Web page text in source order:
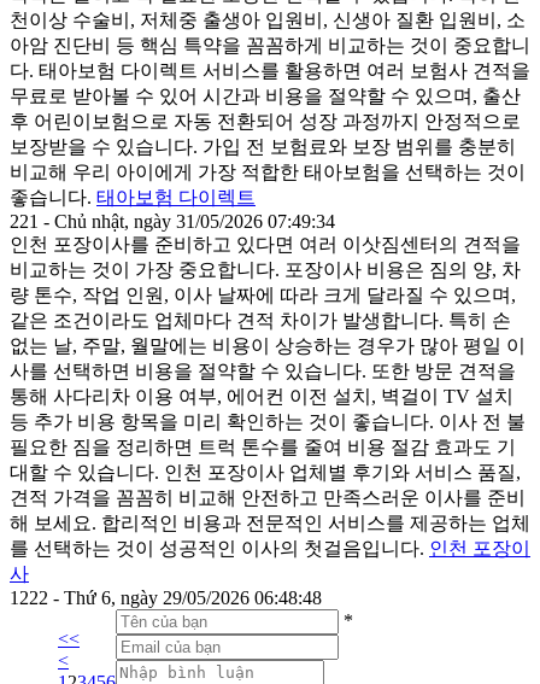
천이상 수술비, 저체중 출생아 입원비, 신생아 질환 입원비, 소
아암 진단비 등 핵심 특약을 꼼꼼하게 비교하는 것이 중요합니
다. 태아보험 다이렉트 서비스를 활용하면 여러 보험사 견적을
무료로 받아볼 수 있어 시간과 비용을 절약할 수 있으며, 출산
후 어린이보험으로 자동 전환되어 성장 과정까지 안정적으로
보장받을 수 있습니다. 가입 전 보험료와 보장 범위를 충분히
비교해 우리 아이에게 가장 적합한 태아보험을 선택하는 것이
좋습니다. 태아보험 다이렉트
221 - Chủ nhật, ngày 31/05/2026 07:49:34
인천 포장이사를 준비하고 있다면 여러 이삿짐센터의 견적을
비교하는 것이 가장 중요합니다. 포장이사 비용은 짐의 양, 차
량 톤수, 작업 인원, 이사 날짜에 따라 크게 달라질 수 있으며,
같은 조건이라도 업체마다 견적 차이가 발생합니다. 특히 손
없는 날, 주말, 월말에는 비용이 상승하는 경우가 많아 평일 이
사를 선택하면 비용을 절약할 수 있습니다. 또한 방문 견적을
통해 사다리차 이용 여부, 에어컨 이전 설치, 벽걸이 TV 설치
등 추가 비용 항목을 미리 확인하는 것이 좋습니다. 이사 전 불
필요한 짐을 정리하면 트럭 톤수를 줄여 비용 절감 효과도 기
대할 수 있습니다. 인천 포장이사 업체별 후기와 서비스 품질,
견적 가격을 꼼꼼히 비교해 안전하고 만족스러운 이사를 준비
해 보세요. 합리적인 비용과 전문적인 서비스를 제공하는 업체
를 선택하는 것이 성공적인 이사의 첫걸음입니다. 인천 포장이
사
1222 - Thứ 6, ngày 29/05/2026 06:48:48
<<
<
*